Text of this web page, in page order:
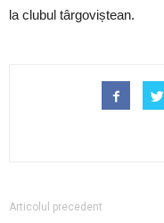
la clubul târgoviștean.
Articolul precedent